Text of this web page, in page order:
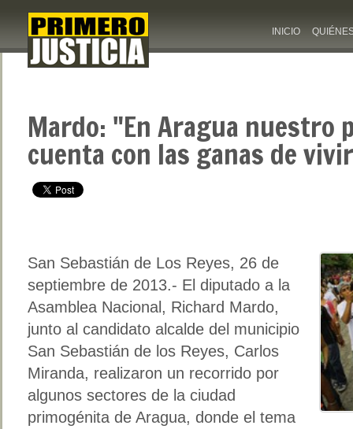
INICIO
Mardo: "En Aragua nuestro
cuenta con las ganas de
San Sebastián de Los Reyes, 26 de
septiembre de 2013.- El diputado a la
Asamblea Nacional, Richard Mardo,
junto al candidato alcalde del municipio
San Sebastián de los Reyes, Carlos
Miranda, realizaron un recorrido por
algunos sectores de la ciudad
primogénita de Aragua, donde el tema